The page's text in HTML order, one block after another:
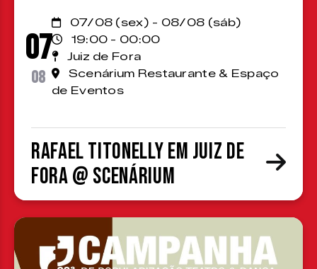
07
08
07/08 (sex) - 08/08 (sáb)
19:00 - 00:00
Juiz de Fora
Scenárium Restaurante & Espaço
de Eventos
Rafael Titonelly em Juiz de
Fora @ Scenárium